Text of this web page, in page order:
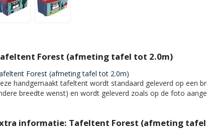
Forest (afmeting tafel tot 2.0m)
Forest (afmeting tafel tot 2.0m)
handgemaakt tafeltent wordt standaard geleverd op een
breedte wenst) en wordt geleverd zoals op de foto
informatie: Tafeltent Forest (afmeting